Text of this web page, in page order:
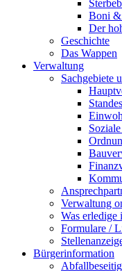
Boni
Der
Geschichte
Das Wappen
Verwaltung
Sachgebiete
Verwaltung
Was
Formulare /
Bürgerinformation